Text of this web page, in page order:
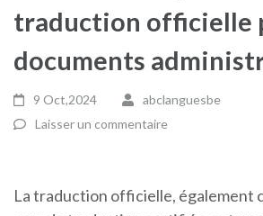
traduction officielle
documents
9 Oct,2024
abclanguesbe
Laisser un commentaire
La traduction officielle, également